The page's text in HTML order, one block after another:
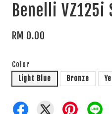
Benelli VZ125i
RM 0.00
Color
Light Blue
Bronze